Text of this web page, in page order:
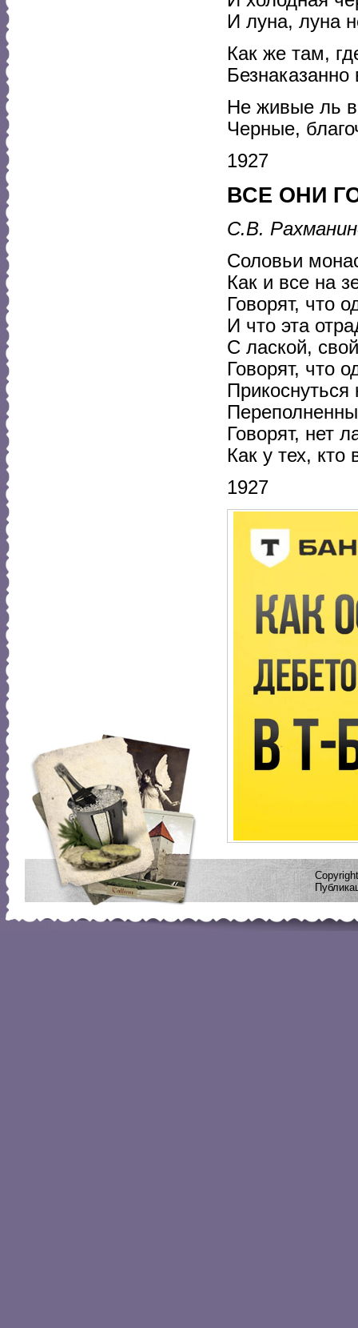
И луна, луна
Как же там,
Не живые ль
Черные,
1927
ВСЕ ОНИ
С.В.
Соловьи
Как и все на
Говорят, что
И что эта
С лаской,
Говорят, что
Говорят, нет
Как у тех,
1927